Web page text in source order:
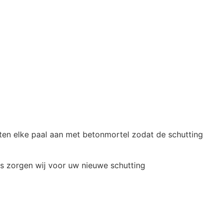
elke paal aan met betonmortel zodat de schutting
zorgen wij voor uw nieuwe schutting